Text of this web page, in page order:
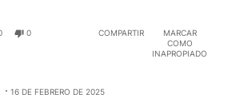
0 COMPARTIR
MARCAR
COMO
INAPROPIADO
Coyote.
16 DE FEBRERO DE 2025